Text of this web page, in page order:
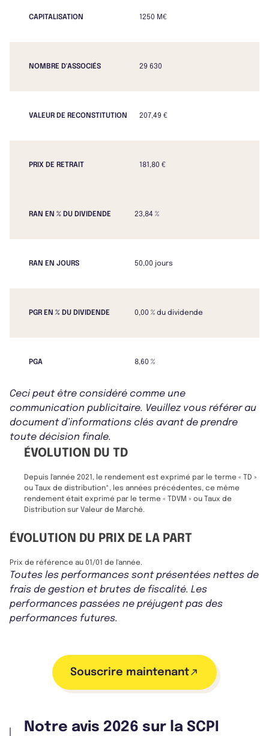
CAPITALISATION 1250 M€
NOMBRE D'ASSOCIÉS 29 630
VALEUR DE RECONSTITUTION 207,49 €
PRIX DE RETRAIT 181,80 €
RAN EN % DU DIVIDENDE 23,84 %
RAN EN JOURS 50,00 jours
PGR EN % DU DIVIDENDE 0,00 % du dividende
PGA 8,60 %
Ceci peut être considéré comme une
communication publicitaire. Veuillez vous référer au
document d’informations clés avant de prendre
toute décision finale.
ÉVOLUTION DU TD
Depuis l'année 2021, le rendement est exprimé par le terme « TD »
ou Taux de distribution*, les années précédentes, ce même
rendement était exprimé par le terme « TDVM » ou Taux de
Distribution sur Valeur de Marché.
ÉVOLUTION DU PRIX DE LA PART
Prix de référence au 01/01 de l'année.
Toutes les performances sont présentées nettes de
frais de gestion et brutes de fiscalité. Les
performances passées ne préjugent pas des
performances futures.
Souscrire maintenant
Notre avis 2026 sur la SCPI